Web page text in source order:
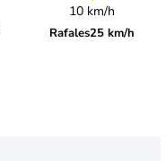
10 km/h
Rafales25 km/h